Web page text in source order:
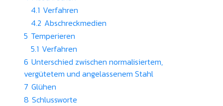
4.1 Verfahren
4.2 Abschreckmedien
5 Temperieren
5.1 Verfahren
6 Unterschied zwischen normalisiertem,
vergütetem und angelassenem Stahl
7 Glühen
8 Schlussworte